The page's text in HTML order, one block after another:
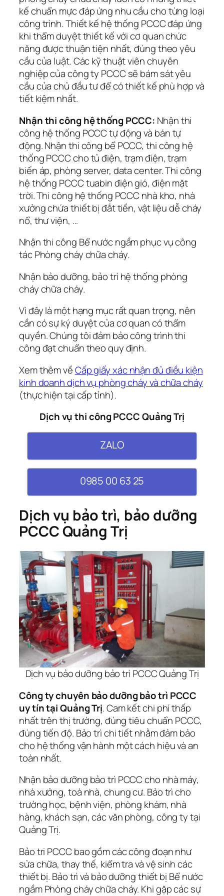
kế chuẩn mực đáp ứng nhu cầu cho từng loại
công trình. Thiết kế hệ thống PCCC đáp ứng
khi thẩm duyệt thiết kế với cơ quan chức
năng được thuận tiện nhất, đúng theo yêu
cầu của luật. Các kỹ thuật viên chuyên
nghiệp của công ty PCCC sẽ bám sát yêu
cầu của chủ đầu tư để có thiết kế phù hợp và
tiết kiệm nhất.
Nhận thi công hệ thống PCCC: Nhận thi
công hệ thống PCCC tự động và bán tự
động. Nhận thi công bể PCCC, thi công hệ
thống PCCC cho tủ điện, trạm điện, trạm
biến áp, phòng server, data center. Thi công
hệ thống PCCC tuabin điện gió, điện mặt
trời. Thi công hệ thống PCCC nhà kho, nhà
xưởng chứa thiết bị đắt tiền, vật liệu dễ cháy
nổ, thư viện, …
Nhận thi công Bể nước ngầm phục vụ công
tác Phòng cháy chữa cháy.
Nhận bảo dưỡng, bảo trì hệ thống phòng
cháy chữa cháy.
Vì đây là một hạng mục rất quan trọng, nên
cần có sự ký duyệt của cơ quan có thẩm
quyền. Chúng tôi đảm bảo công trình thi
công đạt chuẩn theo quy định.
Xem thêm vềCấp giấy xác nhận đủ điều kiện
kinh doanh dịch vụ phòng cháy và chữa cháy
(thực hiện tại cấp tỉnh).
Dịch vụ thi công PCCC Quảng Trị
ZALO
0985 00 63 25
Dịch vụ bảo trì, bảo dưỡng
PCCC Quảng Trị
Dịch vụ bảo dưỡng bảo trì PCCC Quảng Trị
Công ty chuyên bảo dưỡng bảo trì PCCC
uy tín tại Quảng Trị. Cam kết chi phí thấp
nhất trên thị trường, đúng tiêu chuẩn PCCC,
đúng tiến độ. Bảo trì chi tiết nhằm đảm bảo
cho hệ thống vận hành một cách hiệu và an
toàn nhất.
Nhận bảo dưỡng bảo trì PCCC cho nhà máy,
nhà xưởng, toà nhà, chung cư. Bảo trì cho
trường học, bệnh viện, phòng khám, nhà
hàng, khách sạn, các văn phòng, công ty tại
Quảng Trị.
Bảo tri PCCC bao gồm các công đoạn như
sửa chữa, thay thế, kiểm tra và vệ sinh các
thiết bị. Bảo trì và bảo dưỡng thiết bị Bể nước
ngầm Phòng cháy chữa cháy. Khi gặp các sự